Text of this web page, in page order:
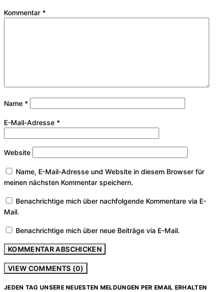
Kommentar *
Name *
E-Mail-Adresse *
Website
Name, E-Mail-Adresse und Website in diesem Browser für
meinen nächsten Kommentar speichern.
Benachrichtige mich über nachfolgende Kommentare via E-
Mail.
Benachrichtige mich über neue Beiträge via E-Mail.
VIEW COMMENTS (0)
JEDEN TAG UNSERE NEUESTEN MELDUNGEN PER EMAIL ERHALTEN